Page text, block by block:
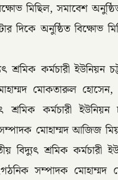
মিছিল, সমাবেশ
দিকে অনুষ্ঠিত বিক্ষোভ
শ্রমিক কর্মচারী ইউনিয়ন
মোকতারুল হোসেন,
কর্মচারী ইউনিয়ন
মোহাম্মদ আজিজ
বিদ্যুৎ শ্রমিক কর্মচারী
সম্পাদক মোহাম্মদ